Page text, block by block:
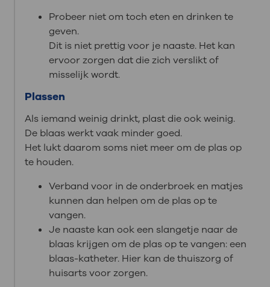
Probeer niet om toch eten en drinken te
geven.
Dit is niet prettig voor je naaste. Het kan
ervoor zorgen dat die zich verslikt of
misselijk wordt.
Plassen
Als iemand weinig drinkt, plast die ook weinig.
De blaas werkt vaak minder goed.
Het lukt daarom soms niet meer om de plas op
te houden.
Verband voor in de onderbroek en matjes
kunnen dan helpen om de plas op te
vangen.
Je naaste kan ook een slangetje naar de
blaas krijgen om de plas op te vangen: een
blaas-katheter. Hier kan de thuiszorg of
huisarts voor zorgen.